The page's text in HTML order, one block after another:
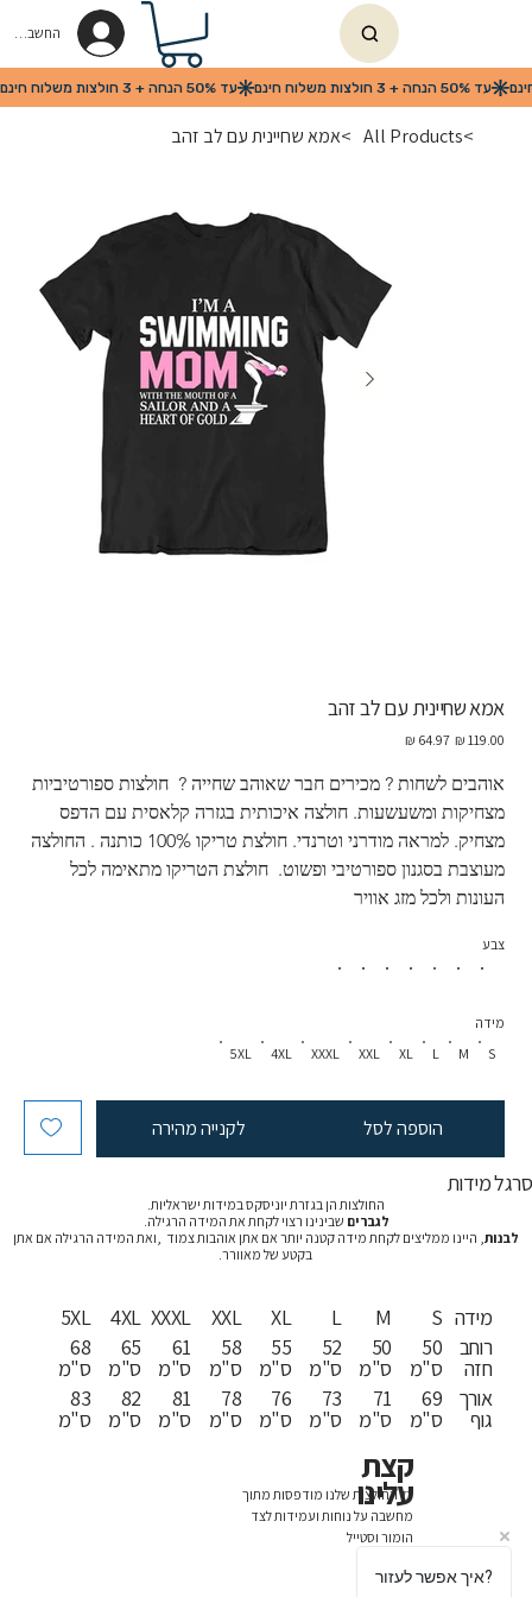
החשבון שלי
>
All Products
>אמא שחיינית עם לב זהב
אמא שחיינית עם לב זהב
מחיר
מחיר
‏64.97 ‏₪
אוהבים לשחות ? מכירים חבר שאוהב שחייה ?  חולצות ספורטיביות
מצחיקות ומשעשעות. חולצה איכותית בגזרה קלאסית עם הדפס
מצחיק. למראה מודרני וטרנדי. חולצת טריקו 100% כותנה . החולצה
מעוצבת בסגנון ספורטיבי ופשוט.  חולצת הטריקו מתאימה לכל
העונות ולכל מזג אוויר
צבע
S
M
L
XL
XXL
XXXL
4XL
5XL
מידה
הוספה לסל לקנייה מהירה
סרגל מידות
החולצות הן בגזרת יוניסקס במידות ישראליות.
לגברים שבינינו רצוי לקחת את המידה הרגילה.
לבנות, היינו ממליצים לקחת מידה קטנה יותר אם אתן אוהבות צמוד ,ואת המידה הרגילה אם אתן
בקטע של מאוורר.
5XL
68
ס"מ
83
ס"מ
4XL
65
ס"מ
82
ס"מ
XXXL
61
ס"מ
81
ס"מ
XXL
58
ס"מ
78
ס"מ
XL
55
ס"מ
76
ס"מ
L
52
ס"מ
73
ס"מ
M
50
ס"מ
71
ס"מ
S
50
ס"מ
69
ס"מ
מידה
רוחב
חזה
אורך
גוף
כל החולצות שלנו מודפסות מתוך
מחשבה על נוחות ועמידות לצד
הומור וסטייל
קצת
עלינו
איך אפשר לעזור?